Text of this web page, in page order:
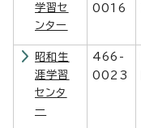
学習セ
ンター
0016
昭和生
涯学習
センタ
ー
466-
0023